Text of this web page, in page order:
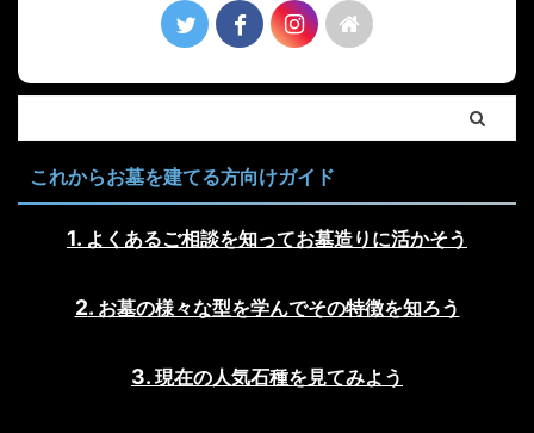
これからお墓を建てる方向けガイド
よくあるご相談を知ってお墓造りに活かそう
お墓の様々な型を学んでその特徴を知ろう
現在の人気石種を見てみよう